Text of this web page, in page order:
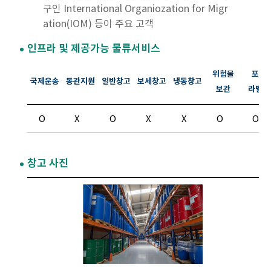
구인 International Organiozation for Migr
ation(IOM) 등이 주요 고객
인프라 및 제공가능 물류서비스
국제운송 통관지원 일반창고 보세창고 냉동창고
위험물
보관
포장
라벨링
O X O X X O O
창고 사진